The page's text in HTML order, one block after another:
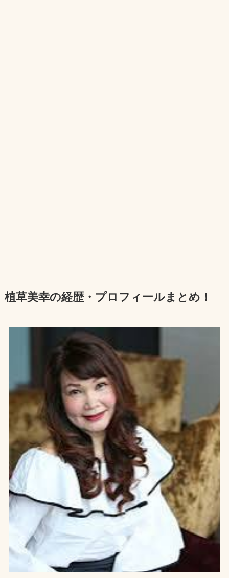
植草美幸の経歴・プロフィールまとめ！